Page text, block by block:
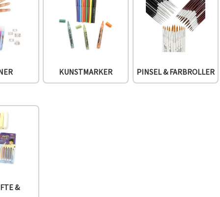
KUNSTMARKER PINSEL & FARBROLLER
&